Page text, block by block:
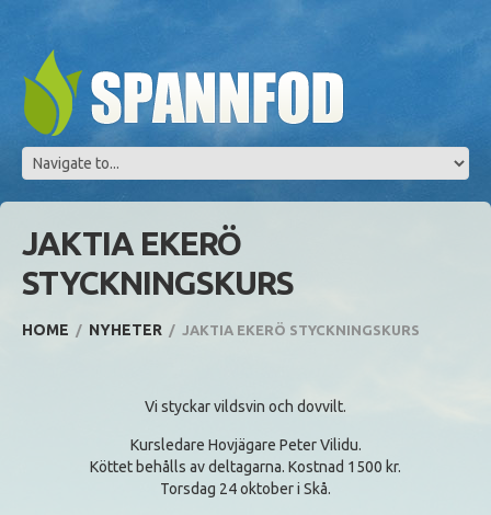
JAKTIA EKERÖ
STYCKNINGSKURS
HOME NYHETER JAKTIA EKERÖ STYCKNINGSKURS
Vi styckar vildsvin och dovvilt.
Kursledare Hovjägare Peter Vilidu.
Köttet behålls av deltagarna. Kostnad 1500 kr.
Torsdag 24 oktober i Skå.